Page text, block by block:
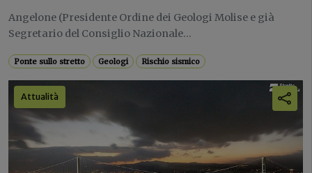
Angelone (Presidente Ordine dei Geologi Molise e già
Segretario del Consiglio Nazionale...
Ponte sullo stretto Geologi Rischio sismico
Attualità